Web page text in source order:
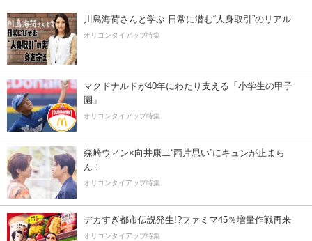
川島海荷さんと学ぶ 日常に潜む“人身取引”のリアル
オリコンタイアップ特集
マクドナルドが40年にわたり支える「小学生の甲子
園」
オリコンタイアップ特集
森崎ウィン×向井康二“両片思い”にキュンが止まら
ん！
オリコンタイアップ特集
デカすぎ都市伝説発生!?ファミマ45％増量作戦再来
オリコンタイアップ特集